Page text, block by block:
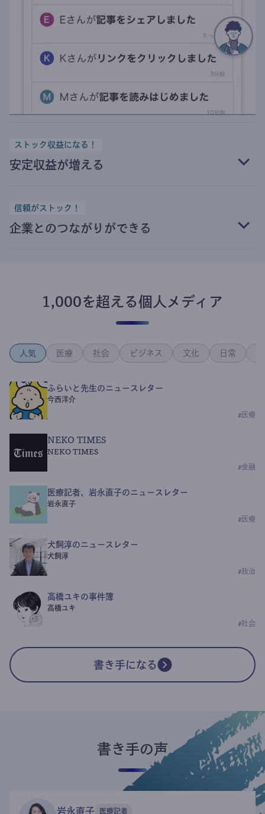
ストック収益になる！
安定収益が増える
信頼がストック！
企業とのつながりができる
1,000を超える個人メディア
人気 医療 社会 ビジネス 文化 日常
ふらいと先生のニュースレター
今西洋介
# 医療
NEKO TIMES
NEKO TIMES
#金融
医療記者、岩永直子のニュースレター
岩永直子
# 医療
犬飼淳のニュースレター
犬飼淳
#政治
高橋ユキの事件簿
高橋ユキ
#社会
書き手になる
書き手の声
岩永直子 医療記者